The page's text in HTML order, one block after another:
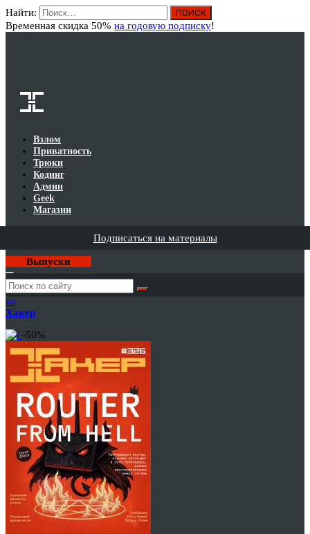
Найти:
Временная скидка 50% на годовую подписку!
Взлом
Приватность
Трюки
Кодинг
Админ
Geek
Магазин
Подписаться на материалы
Выпуски
Годовая
подписка
на
Хакер
-50%